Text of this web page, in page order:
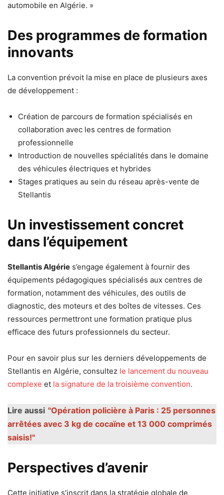
automobile en Algérie. »
Des programmes de formation
innovants
La convention prévoit la mise en place de plusieurs axes
de développement :
Création de parcours de formation spécialisés en
collaboration avec les centres de formation
professionnelle
Introduction de nouvelles spécialités dans le domaine
des véhicules électriques et hybrides
Stages pratiques au sein du réseau après-vente de
Stellantis
Un investissement concret
dans l’équipement
Stellantis Algérie s’engage également à fournir des
équipements pédagogiques spécialisés aux centres de
formation, notamment des véhicules, des outils de
diagnostic, des moteurs et des boîtes de vitesses. Ces
ressources permettront une formation pratique plus
efficace des futurs professionnels du secteur.
Pour en savoir plus sur les derniers développements de
Stellantis en Algérie, consultez le lancement du nouveau
complexe et la signature de la troisième convention.
Lire aussi "Opération policière à Paris : 25 personnes
arrêtées avec 3 kg de cocaïne et 13 000 comprimés
saisis!"
Perspectives d’avenir
Cette initiative s’inscrit dans la stratégie globale de